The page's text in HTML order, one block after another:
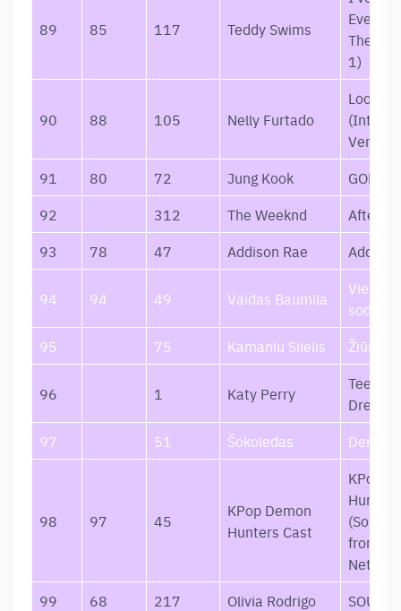
89 85 117 Teddy Swims
1)
90 88 105 Nelly Furtado
Loose
Version)
91
80 72 Jung Kook
92
312 The Weeknd
After
93
78 47 Addison Rae Addison
94 94 49 Vaidas Baumila
sodai
95
75 Kamaniu Silelis Žiūrėti
96 1 Katy Perry
Dream
97
51 Šokoledas Demo
98 97 45
KPop Demon
Hunters Cast
KPop
Hunters
from
Netflix
99
68 217 Olivia Rodrigo SOUR